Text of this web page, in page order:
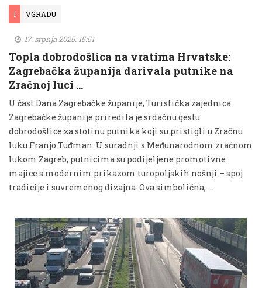
I VGRADU
17. srpnja 2025. 15:51
Topla dobrodošlica na vratima Hrvatske:
Zagrebačka županija darivala putnike na
Zračnoj luci …
U čast Dana Zagrebačke županije, Turistička zajednica
Zagrebačke županije priredila je srdačnu gestu
dobrodošlice za stotinu putnika koji su pristigli u Zračnu
luku Franjo Tuđman. U suradnji s Međunarodnom zračnom
lukom Zagreb, putnicima su podijeljene promotivne
majice s modernim prikazom turopoljskih nošnji – spoj
tradicije i suvremenog dizajna. Ova simbolična, …